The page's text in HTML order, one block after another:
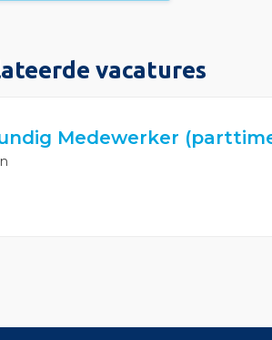
vacatures
Medewerker